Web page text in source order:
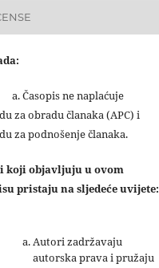
ne naplaćuje
za obradu članaka (APC) i
za podnošenje članaka.
koji objavljuju u ovom
pristaju na sljedeće uvijete:
Autori zadržavaju
autorska prava i pružaju